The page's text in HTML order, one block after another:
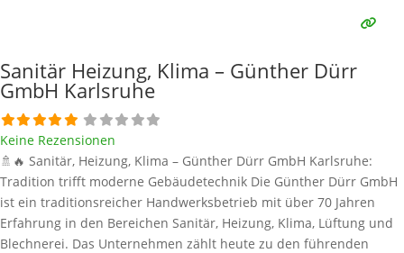
NIBE, einem der führenden Hersteller für Wärmepumpen in
Sanitär Heizung, Klima – Günther Dürr
GmbH Karlsruhe
Keine Rezensionen
🚿🔥 Sanitär, Heizung, Klima – Günther Dürr GmbH Karlsruhe:
Tradition trifft moderne Gebäudetechnik Die Günther Dürr GmbH
ist ein traditionsreicher Handwerksbetrieb mit über 70 Jahren
Erfahrung in den Bereichen Sanitär, Heizung, Klima, Lüftung und
Blechnerei. Das Unternehmen zählt heute zu den führenden